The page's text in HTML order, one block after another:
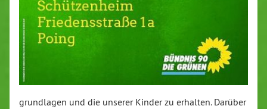
grund­la­gen und die unserer Kinder zu erhalten. Darüber